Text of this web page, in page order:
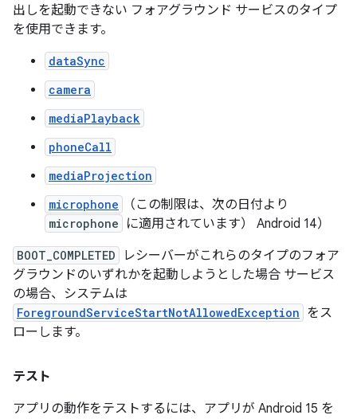
出しを起動できない フォアグラウンド サービスのタイプ
を使用できます。
dataSync
camera
mediaPlayback
phoneCall
mediaProjection
microphone
（この制限は、次の日付より
microphone に適用されています） Android 14）
BOOT_COMPLETED
レシーバーがこれらのタイプのフォア
グラウンドのいずれかを起動しようとした場合 サービス
の場合、システムは
ForegroundServiceStartNotAllowedException をス
ローします。
テスト
アプリの動作をテストするには、アプリが Android 15 を